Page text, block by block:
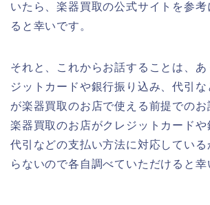
いたら、楽器買取の公式サイトを参考
ると幸いです。
それと、これからお話することは、あ
ジットカードや銀行振り込み、代引
が楽器買取のお店で使える前提でのお
楽器買取のお店がクレジットカードや
代引などの支払い方法に対応してい
らないので各自調べていただけると幸